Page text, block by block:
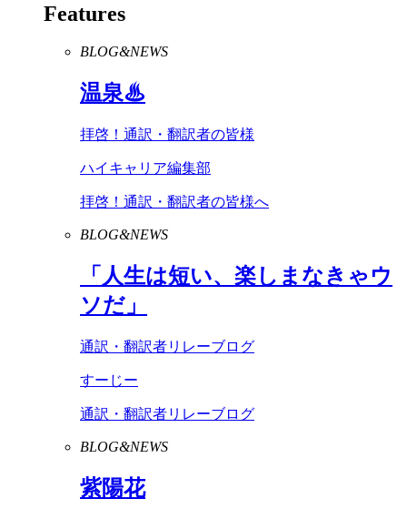
Features
BLOG&NEWS
温泉♨
拝啓！通訳・翻訳者の皆様
ハイキャリア編集部
拝啓！通訳・翻訳者の皆様へ
BLOG&NEWS
「人生は短い、楽しまなきゃウ
ソだ」
通訳・翻訳者リレーブログ
すーじー
通訳・翻訳者リレーブログ
BLOG&NEWS
紫陽花